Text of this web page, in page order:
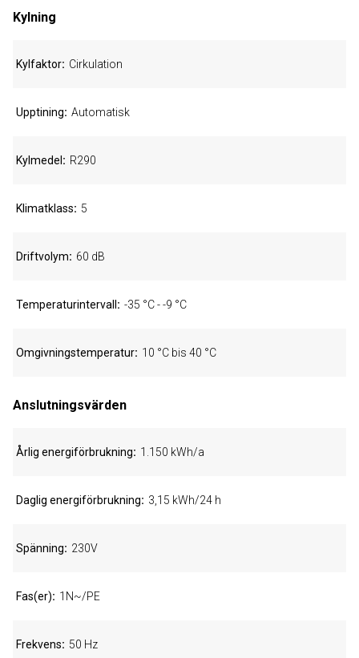
Kylning
Kylfaktor Cirkulation
Upptining Automatisk
Kylmedel R290
Klimatklass 5
Driftvolym 60 dB
Temperaturintervall -35 °C - -9 °C
Omgivningstemperatur 10 °C bis 40 °C
Anslutningsvärden
Årlig energiförbrukning 1.150 kWh/a
Daglig energiförbrukning 3,15 kWh/24 h
Spänning 230V
Fas(er) 1N~/PE
Frekvens 50 Hz